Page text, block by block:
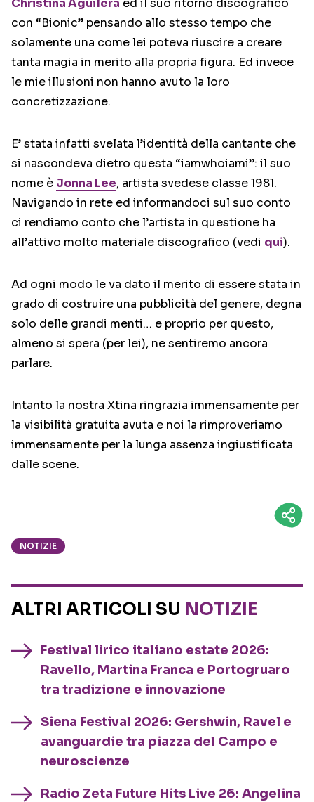
Christina Aguilera ed il suo ritorno discografico
con “Bionic” pensando allo stesso tempo che
solamente una come lei poteva riuscire a creare
tanta magia in merito alla propria figura. Ed invece
le mie illusioni non hanno avuto la loro
concretizzazione.
E’ stata infatti svelata l’identità della cantante che
si nascondeva dietro questa “iamwhoiami”: il suo
nome è Jonna Lee, artista svedese classe 1981.
Navigando in rete ed informandoci sul suo conto
ci rendiamo conto che l’artista in questione ha
all’attivo molto materiale discografico (vedi qui).
Ad ogni modo le va dato il merito di essere stata in
grado di costruire una pubblicità del genere, degna
solo delle grandi menti… e proprio per questo,
almeno si spera (per lei), ne sentiremo ancora
parlare.
Intanto la nostra Xtina ringrazia immensamente per
la visibilità gratuita avuta e noi la rimproveriamo
immensamente per la lunga assenza ingiustificata
dalle scene.
NOTIZIE
ALTRI ARTICOLI SU NOTIZIE
Festival lirico italiano estate 2026:
Ravello, Martina Franca e Portogruaro
tra tradizione e innovazione
Siena Festival 2026: Gershwin, Ravel e
avanguardie tra piazza del Campo e
neuroscienze
Radio Zeta Future Hits Live 26: Angelina